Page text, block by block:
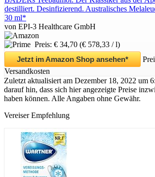
destilliert. Desinfizierend. Australisches
30 ml*
von EPI-3 Healthcare GmbH
Preis: € 34,70 (€ 578,33 / l)
Jetzt im Amazon Shop ansehen*
Versandkosten
Zuletzt aktualisiert am Dezember 18, 2022 um
darauf hin, dass sich hier angezeigte Preise
haben können. Alle Angaben ohne Gewähr.
Vereiser Empfehlung